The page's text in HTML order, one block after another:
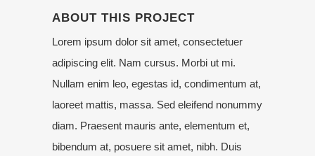
ABOUT THIS PROJECT
Lorem ipsum dolor sit amet, consectetuer
adipiscing elit. Nam cursus. Morbi ut mi.
Nullam enim leo, egestas id, condimentum at,
laoreet mattis, massa. Sed eleifend nonummy
diam. Praesent mauris ante, elementum et,
bibendum at, posuere sit amet, nibh. Duis